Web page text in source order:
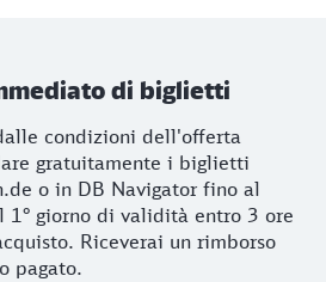
di biglietti
condizioni dell'offerta
gratuitamente i biglietti
o in DB Navigator fino al
1° giorno di validità entro 3 ore
Riceverai un rimborso
pagato.